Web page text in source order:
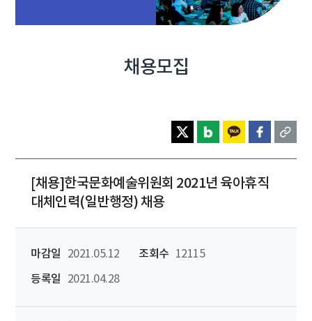
채용모집
[채용]한국문화예술위원회 2021년 육아휴직
대체인력(일반행정) 채용
마감일 2021.05.12 조회수
12115
등록일
2021.04.28